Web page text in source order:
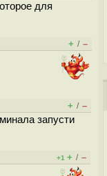
для
+ / –
+ / –
запусти
+1 + / –